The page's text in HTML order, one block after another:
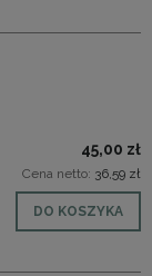
45,00 zł
Cena netto: 36,59 zł
DO KOSZYKA